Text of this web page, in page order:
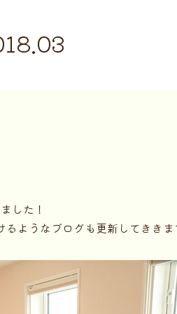
した！
ようなブログも更新してきき